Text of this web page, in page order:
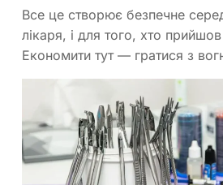
Все це створює безпечне
лікаря, і для того, хто прийшов
Економити тут — гратися з